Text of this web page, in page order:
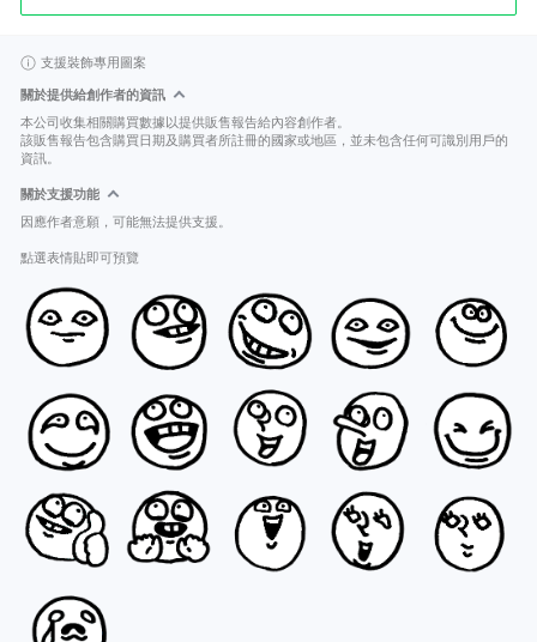
支援裝飾專用圖案
關於提供給創作者的資訊
本公司收集相關購買數據以提供販售報告給內容創作者。
該販售報告包含購買日期及購買者所註冊的國家或地區，並未包含任何可識別用戶的
資訊。
關於支援功能
因應作者意願，可能無法提供支援。
點選表情貼即可預覽